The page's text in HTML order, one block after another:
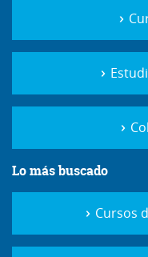
Lo más buscado
Cursos